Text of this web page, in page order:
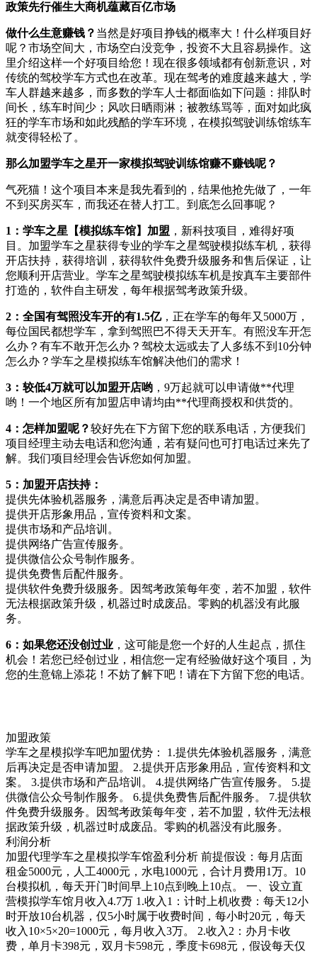
政策先行催生大商机蕴藏百亿市场
做什么生意赚钱？ 当然是好项目挣钱的概率大！什么样项目好
呢？市场空间大，市场空白没竞争，投资不大且容易操作。这
里介绍这样一个好项目给您！现在很多领域都有创新意识，对
传统的驾校学车方式也在改革。现在驾考的难度越来越大，学
车人群越来越多，而多数的学车人士都面临如下问题：排队时
间长，练车时间少；风吹日晒雨淋；被教练骂等，面对如此疯
狂的学车市场和如此残酷的学车环境，在模拟驾驶训练馆练车
就变得轻松了。
那么加盟学车之星开一家模拟驾驶训练馆赚不赚钱呢？
气死猫！这个项目本来是我先看到的，结果他抢先做了，一年
不到买房买车，而我还在替人打工。到底怎么回事呢？
1： 学车之星【模拟练车馆】加盟 ，新科技项目，难得好项
目。加盟学车之星获得专业的学车之星驾驶模拟练车机，获得
开店扶持，获得培训，获得软件免费升级服务和售后保证，让
您顺利开店营业。学车之星驾驶模拟练车机是按真车主要部件
打造的，软件自主研发，每年根据驾考政策升级。
2： 全国有驾照没车开的有1.5亿，正在学车的每年又5000万，
每位国民都想学车，拿到驾照巴不得天天开车。有照没车开怎
么办？有车不敢开怎么办？驾校太远或去了人多练不到10分钟
怎么办？学车之星模拟练车馆解决他们的需求！
3： 较低4万就可以加盟开店哟 ，9万起就可以申请做**代理
哟！一个地区所有加盟店申请均由**代理商授权和供货的。
4： 怎样加盟呢？较好先在下方留下您的联系电话，方便我们
项目经理主动去电话和您沟通，若有疑问也可打电话过来先了
解。我们项目经理会告诉您如何加盟。
5： 加盟开店扶持：
提供先体验机器服务，满意后再决定是否申请加盟。
提供开店形象用品，宣传资料和文案。
提供市场和产品培训。
提供网络广告宣传服务。
提供微信公众号制作服务。
提供免费售后配件服务。
提供软件免费升级服务。因驾考政策每年变，若不加盟，软件
无法根据政策升级，机器过时成废品。零购的机器没有此服
务。
6： 如果您还没创过业 ，这可能是您一个好的人生起点，抓住
机会！若您已经创过业，相信您一定有经验做好这个项目，为
您的生意锦上添花！不妨了解下吧！请在下方留下您的电话。
加盟政策
学车之星模拟学车吧加盟优势： 1.提供先体验机器服务，满意
后再决定是否申请加盟。 2.提供开店形象用品，宣传资料和文
案。 3.提供市场和产品培训。 4.提供网络广告宣传服务。 5.提
供微信公众号制作服务。 6.提供免费售后配件服务。 7.提供软
件免费升级服务。因驾考政策每年变，若不加盟，软件无法根
据政策升级，机器过时成废品。零购的机器没有此服务。
利润分析
加盟代理学车之星模拟学车馆盈利分析 前提假设：每月店面
租金5000元，人工4000元，水电1000元，合计月费用1万。10
台模拟机，每天开门时间早上10点到晚上10点。 一、设立直
营模拟学车馆月收入4.7万 1.收入1：计时上机收费：每天12小
时开放10台机器，仅5小时属于收费时间，每小时20元，每天
收入10×5×20=1000元，每月收入3万。 2.收入2：办月卡收
费，单月卡398元，双月卡598元，季度卡698元，假设每天仅